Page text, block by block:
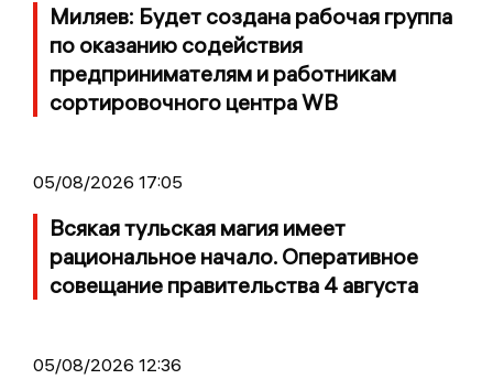
Миляев: Будет создана рабочая группа
по оказанию содействия
предпринимателям и работникам
сортировочного центра WB
05/08/2026 17:05
Всякая тульская магия имеет
рациональное начало. Оперативное
совещание правительства 4 августа
05/08/2026 12:36